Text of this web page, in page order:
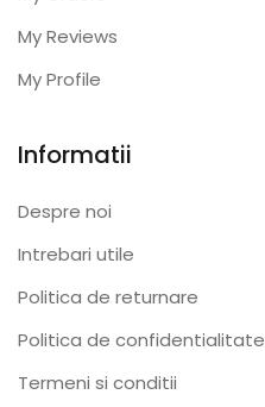
My Reviews
My Profile
Informatii
Despre noi
Intrebari utile
Politica de returnare
Politica de confidentialitate
Termeni si conditii